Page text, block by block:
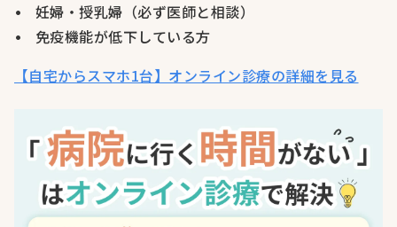
妊婦・授乳婦（必ず医師と相談）
免疫機能が低下している方
【自宅からスマホ1台】オンライン診療の詳細を見る